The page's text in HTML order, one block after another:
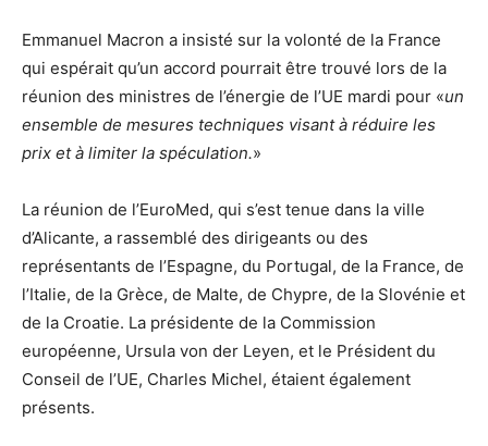
Emmanuel Macron a insisté sur la volonté de la France
qui espérait qu’un accord pourrait être trouvé lors de la
réunion des ministres de l’énergie de l’UE mardi pour «un
ensemble de mesures techniques visant à réduire les
prix et à limiter la spéculation.»
La réunion de l’EuroMed, qui s’est tenue dans la ville
d’Alicante, a rassemblé des dirigeants ou des
représentants de l’Espagne, du Portugal, de la France, de
l’Italie, de la Grèce, de Malte, de Chypre, de la Slovénie et
de la Croatie. La présidente de la Commission
européenne, Ursula von der Leyen, et le Président du
Conseil de l’UE, Charles Michel, étaient également
présents.